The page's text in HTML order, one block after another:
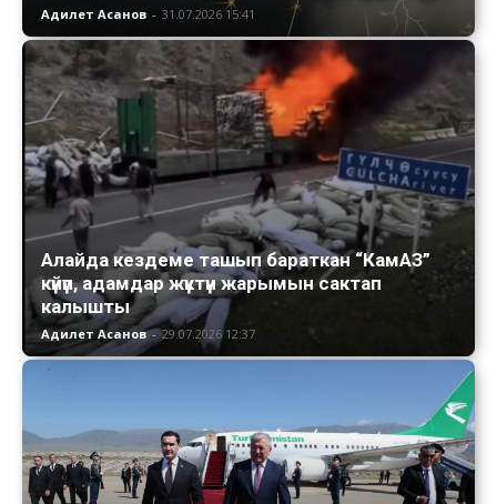
Адилет Асанов - 31.07.2026 15:41
Алайда кездеме ташып бараткан “КамАЗ”
күйүп, адамдар жүктүн жарымын сактап
калышты
Адилет Асанов - 29.07.2026 12:37